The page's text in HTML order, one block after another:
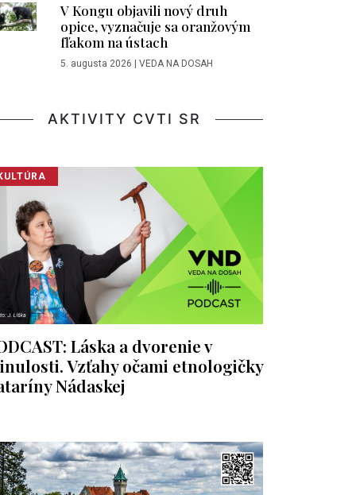
V Kongu objavili nový druh
opice, vyznačuje sa oranžovým
fľakom na ústach
5. augusta 2026 | VEDA NA DOSAH
AKTIVITY CVTI SR
Láska a dvorenie v
Vzťahy očami etnologičky
Nádaskej